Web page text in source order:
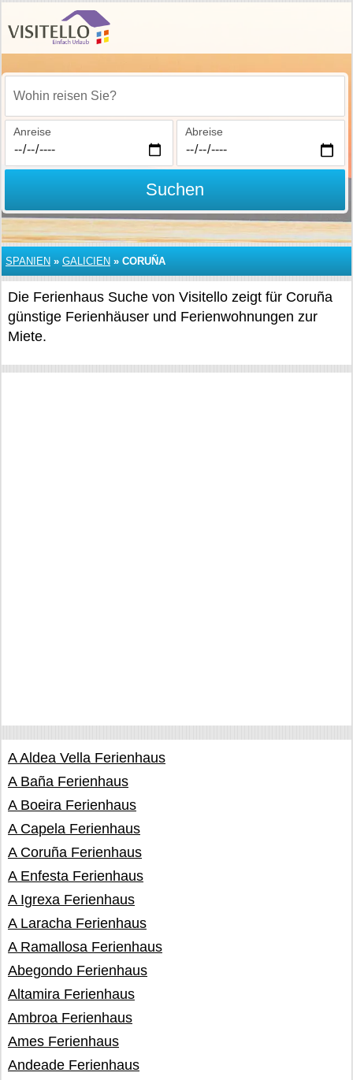
Wohin reisen Sie?
Anreise Abreise
Suchen
SPANIEN » GALICIEN » CORUÑA
Die Ferienhaus Suche von Visitello zeigt für Coruña
günstige Ferienhäuser und Ferienwohnungen zur
Miete.
A Aldea Vella Ferienhaus
A Baña Ferienhaus
A Boeira Ferienhaus
A Capela Ferienhaus
A Coruña Ferienhaus
A Enfesta Ferienhaus
A Igrexa Ferienhaus
A Laracha Ferienhaus
A Ramallosa Ferienhaus
Abegondo Ferienhaus
Altamira Ferienhaus
Ambroa Ferienhaus
Ames Ferienhaus
Andeade Ferienhaus